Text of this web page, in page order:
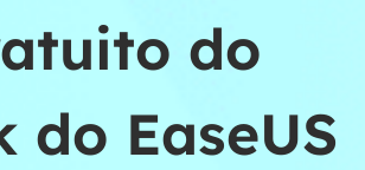
do
do EaseUS